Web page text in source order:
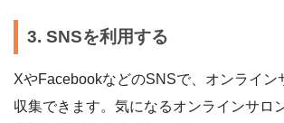
3. SNSを利用する
XやFacebookなどのSNSで、オンライン
収集できます。気になるオンラインサロ